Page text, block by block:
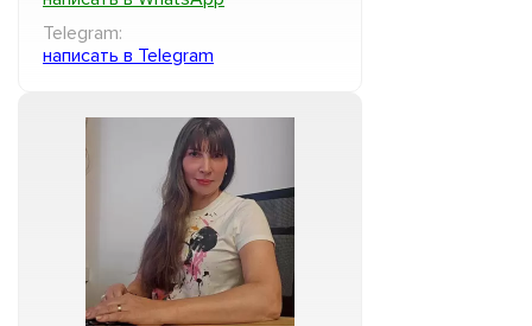
Telegram:
написать в Telegram